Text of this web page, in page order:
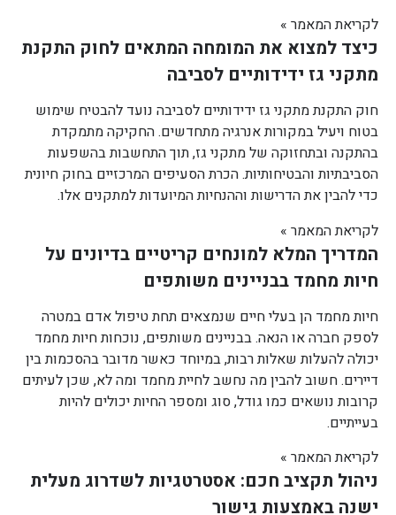
לקריאת המאמר »
כיצד למצוא את המומחה המתאים לחוק התקנת
מתקני גז ידידותיים לסביבה
חוק התקנת מתקני גז ידידותיים לסביבה נועד להבטיח שימוש
בטוח ויעיל במקורות אנרגיה מתחדשים. החקיקה מתמקדת
בהתקנה ובתחזוקה של מתקני גז, תוך התחשבות בהשפעות
הסביבתיות והבטיחותיות. הכרת הסעיפים המרכזיים בחוק חיונית
כדי להבין את הדרישות וההנחיות המיועדות למתקנים אלו.
לקריאת המאמר »
המדריך המלא למונחים קריטיים בדיונים על
חיות מחמד בבניינים משותפים
חיות מחמד הן בעלי חיים שנמצאים תחת טיפול אדם במטרה
לספק חברה או הנאה. בבניינים משותפים, נוכחות חיות מחמד
יכולה להעלות שאלות רבות, במיוחד כאשר מדובר בהסכמות בין
דיירים. חשוב להבין מה נחשב לחיית מחמד ומה לא, שכן לעיתים
קרובות נושאים כמו גודל, סוג ומספר החיות יכולים להיות
בעייתיים.
לקריאת המאמר »
ניהול תקציב חכם: אסטרטגיות לשדרוג מעלית
ישנה באמצעות גישור